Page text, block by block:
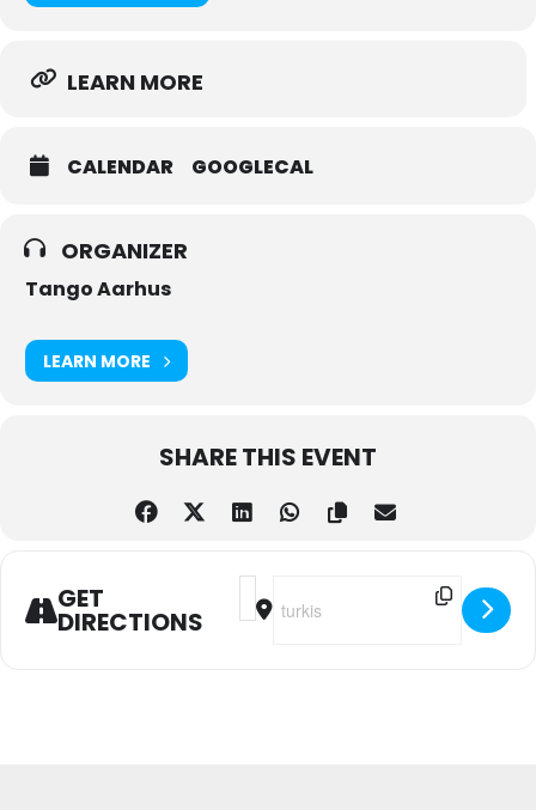
LEARN MORE
CALENDAR GOOGLECAL
ORGANIZER
Tango Aarhus
LEARN MORE
SHARE THIS EVENT
GET
DIRECTIONS
Address - TirsdagsTango på Turkis
Destination Address -